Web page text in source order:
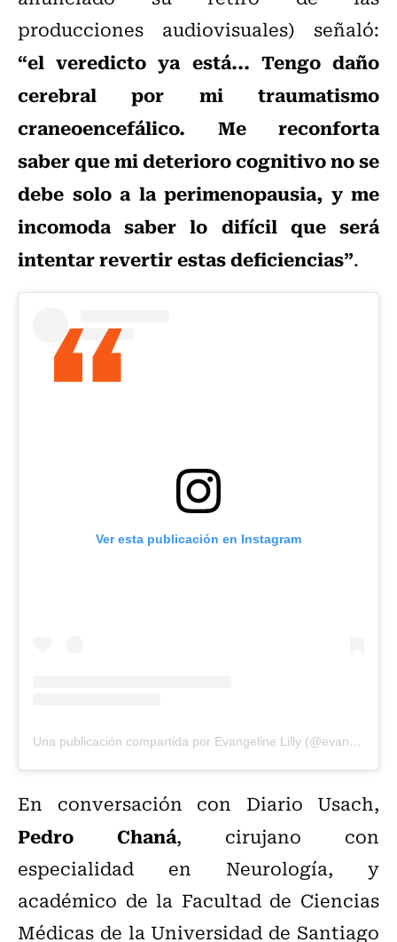
producciones audiovisuales) señaló:
“el veredicto ya está... Tengo daño
cerebral por mi traumatismo
craneoencefálico. Me reconforta
saber que mi deterioro cognitivo no se
debe solo a la perimenopausia, y me
incomoda saber lo difícil que será
intentar revertir estas deficiencias”.
Ver esta publicación en Instagram
Una publicación compartida por Evangeline Lilly (@evangelinelillyofficial)
En conversación con Diario Usach,
Pedro Chaná, cirujano con
especialidad en Neurología, y
académico de la Facultad de Ciencias
Médicas de la Universidad de Santiago